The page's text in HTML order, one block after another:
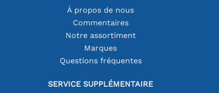
À propos de nous
Commentaires
Notre assortiment
Marques
Questions fréquentes
SERVICE SUPPLÉMENTAIRE